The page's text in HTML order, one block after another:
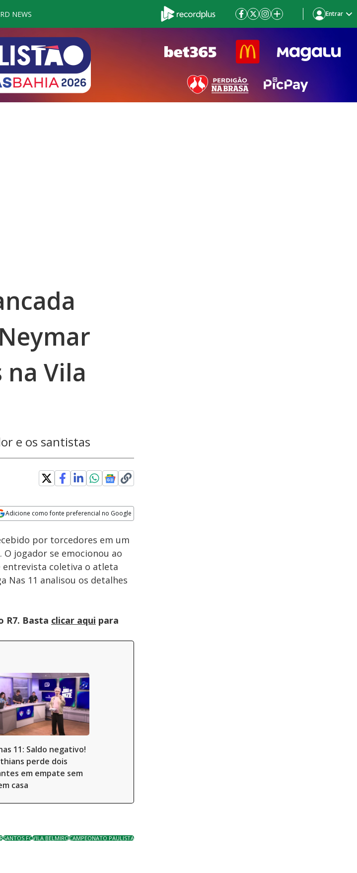
NEWS Entrar
Vila
e os santistas
Adicione como fonte preferencial no Google
Velocidade
por torcedores em um
jogador se emocionou ao
entrevista coletiva o atleta
Nas 11 analisou os detalhes
R7. Basta clicar aqui para
11: Saldo negativo!
perde dois
em empate sem
casa
SANTOS FCVILA BELMIROCAMPEONATO PAULISTA